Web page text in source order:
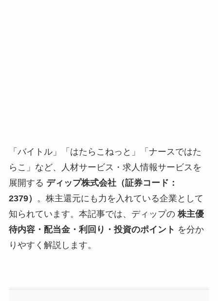
「バイトル」「はたらこねっと」「ナースではた
らこ」など、人材サービス・求人情報サービスを
展開する ディップ株式会社（証券コード：
2379） 。株主還元にも力を入れている企業として
知られています。本記事では、ディップの 株主優
待内容・配当金・利回り・投資のポイント を分か
りやすく解説します。